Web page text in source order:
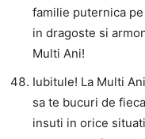
familie puternica
in dragoste si
Multi Ani!
Iubitule! La Multi
sa te bucuri de
insuti in orice